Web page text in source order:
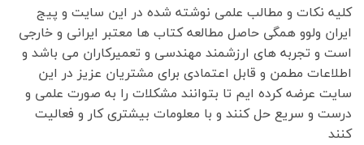
کلیه نکات و مطالب علمی نوشته شده در این سایت و پیج
ایران ولوو همگی حاصل مطالعه کتاب ها معتبر ایرانی و خارجی
است و تجربه های ارزشمند مهندسی و تعمیرکاران می باشد و
اطلاعات مطمن و قابل اعتمادی برای مشتریان عزیز در این
سایت عرضه کرده ایم تا بتوانند مشکلات را به صورت علمی و
درست و سریع حل کنند و با معلومات بیشتری کار و فعالیت
کنند